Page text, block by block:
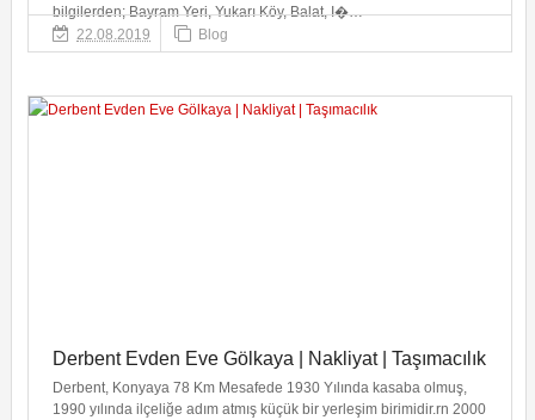
bilgilerden; Bayram Yeri, Yukarı Köy, Balat, I�…
22.08.2019
Blog
Derbent Evden Eve Gölkaya | Nakliyat | Taşımacılık
Derbent, Konyaya 78 Km Mesafede 1930 Yılında kasaba olmuş,
1990 yılında ilçeliğe adım atmış küçük bir yerleşim birimidir.rn 2000